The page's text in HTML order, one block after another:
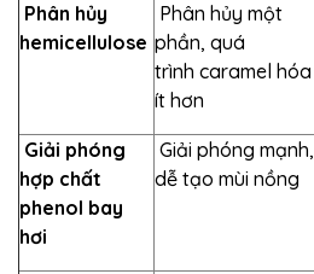
Phân hủy
hemicellulose
Phân hủy một
phần, quá
trình caramel hóa
ít hơn
Giải phóng
hợp chất
phenol bay
hơi
Giải phóng mạnh,
dễ tạo mùi nồng